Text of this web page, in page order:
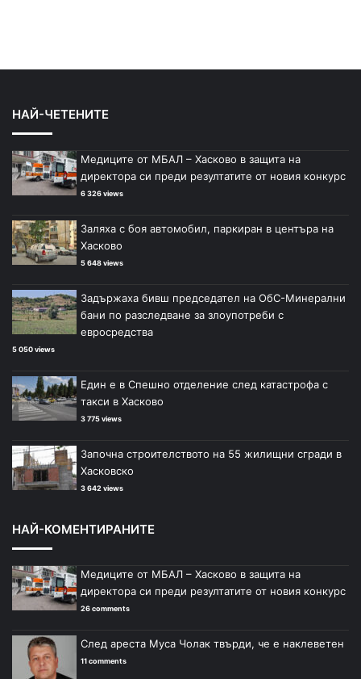
НАЙ-ЧЕТЕНИТЕ
Медиците от МБАЛ – Хасково в защита на
директора си преди резултатите от новия конкурс
6 326 views
Заляха с боя автомобил, паркиран в центъра на
Хасково
5 648 views
Задържаха бивш председател на ОбС-Минерални
бани по разследване за злоупотреби с
евросредства
5 050 views
Един е в Спешно отделение след катастрофа с
такси в Хасково
3 775 views
Започна строителството на 55 жилищни сгради в
Хасковско
3 642 views
НАЙ-КОМЕНТИРАНИТЕ
Медиците от МБАЛ – Хасково в защита на
директора си преди резултатите от новия конкурс
26 comments
След ареста Муса Чолак твърди, че е наклеветен
11 comments